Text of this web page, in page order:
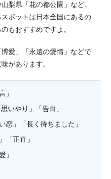
梨県「花の都公園」など、
ポットは日本全国にあるの
もおすすめですよ。
愛」「永遠の愛情」などで
があります。
」
いやり」「告白」
恋」「長く待ちました」
「正直」
」